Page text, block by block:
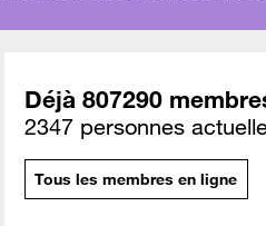
Déjà 807290
2347 personnes
Tous les membres en ligne